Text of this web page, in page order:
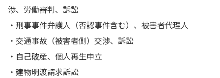
渉、労働審判、訴訟
・刑事事件弁護人（否認事件含む）、被害者代理人
・交通事故（被害者側）交渉、訴訟
・自己破産、個人再生申立
・建物明渡請求訴訟